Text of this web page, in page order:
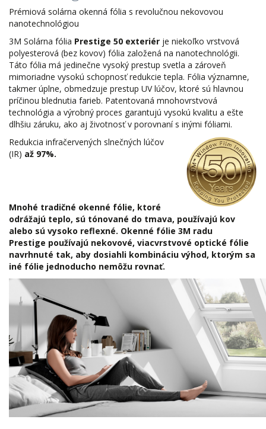
Prémiová solárna okenná fólia s revolučnou nekovovou
nanotechnológiou
3M Solárna fólia Prestige 50 exteriér je niekoľko vrstvová
polyesterová (bez kovov) fólia založená na nanotechnológii.
Táto fólia má jedinečne vysoký prestup svetla a zároveň
mimoriadne vysokú schopnosť redukcie tepla. Fólia významne,
takmer úplne, obmedzuje prestup UV lúčov, ktoré sú hlavnou
príčinou blednutia farieb. Patentovaná mnohovrstvová
technológia a výrobný proces garantujú vysokú kvalitu a ešte
dlhšiu záruku, ako aj životnosť v porovnaní s inými fóliami.
Redukcia infračervených slnečných lúčov
(IR) až 97%.
Mnohé tradičné okenné fólie, ktoré
odrážajú teplo, sú tónované do tmava, používajú kov
alebo sú vysoko reflexné. Okenné fólie 3M radu
Prestige používajú nekovové, viacvrstvové optické fólie
navrhnuté tak, aby dosiahli kombináciu výhod, ktorým sa
iné fólie jednoducho nemôžu rovnať.